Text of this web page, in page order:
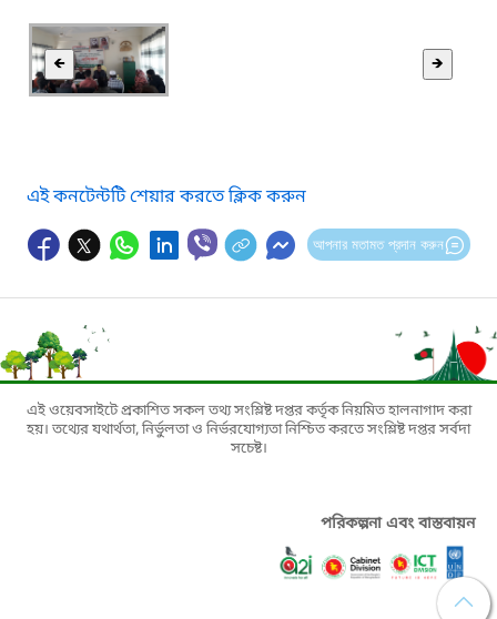
🡸 🡺
এই কনটেন্টটি শেয়ার করতে ক্লিক করুন
আপনার মতামত প্রদান করুন
এই ওয়েবসাইটে প্রকাশিত সকল তথ্য সংশ্লিষ্ট দপ্তর কর্তৃক নিয়মিত হালনাগাদ করা
হয়। তথ্যের যথার্থতা, নির্ভুলতা ও নির্ভরযোগ্যতা নিশ্চিত করতে সংশ্লিষ্ট দপ্তর সর্বদা
সচেষ্ট।
পরিকল্পনা এবং বাস্তবায়ন